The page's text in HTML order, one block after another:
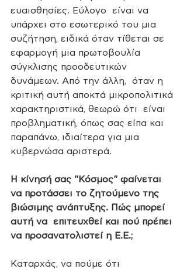
ευαισθησίες. Εύλογο  είναι να
υπάρχει στο εσωτερικό του μια
συζήτηση, ειδικά όταν τίθεται σε
εφαρμογή μια πρωτοβουλία
σύγκλισης προοδευτικών
δυνάμεων. Από την άλλη,  όταν η
κριτική αυτή αποκτά μικροπολιτικά
χαρακτηριστικά, θεωρώ ότι  είναι
προβληματική, όπως σας είπα και
παραπάνω, ιδιαίτερα για μια
κυβερνώσα αριστερά.
Η κίνησή σας "Κόσμος" φαίνεται
να προτάσσει το ζητούμενο της
βιώσιμης ανάπτυξης. Πώς μπορεί
αυτή να  επιτευχθεί και πού πρέπει
να προσανατολιστεί η Ε.Ε.;
Καταρχάς, να πούμε ότι